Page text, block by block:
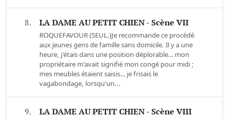
8. LA DAME AU PETIT CHIEN - Scène VII
ROQUEFAVOUR (SEUL.)Je recommande ce procédé
aux jeunes gens de famille sans domicile. Il y a une
heure, j'étais dans une position déplorable… mon
propriétaire m'avait signifié mon congé pour midi ;
mes meubles étaient saisis… je frisais le
vagabondage, lorsqu'un...
9. LA DAME AU PETIT CHIEN - Scène VIII